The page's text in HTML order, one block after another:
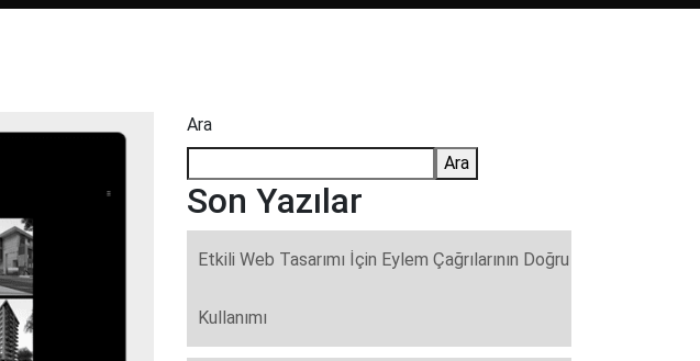
Ara
Ara
Son Yazılar
Etkili Web Tasarımı İçin Eylem Çağrılarının Doğru
Kullanımı